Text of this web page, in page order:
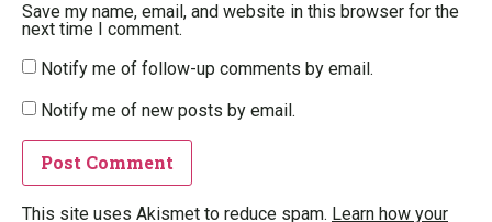
Save my name, email, and website in this browser for the
next time I comment.
Notify me of follow-up comments by email.
Notify me of new posts by email.
This site uses Akismet to reduce spam. Learn how your